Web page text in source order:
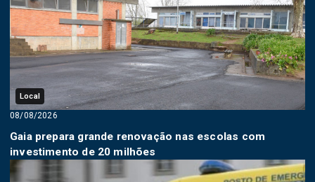
Local
08/08/2026
Gaia prepara grande renovação nas escolas com
investimento de 20 milhões